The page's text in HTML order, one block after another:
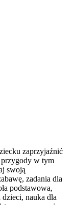
zaprzyjaźnić
przygody w tym
swoją
zadania dla
podstawowa,
dzieci, nauka dla